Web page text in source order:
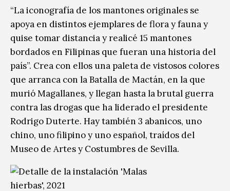
“La iconografía de los mantones originales se
apoya en distintos ejemplares de flora y fauna y
quise tomar distancia y realicé 15 mantones
bordados en Filipinas que fueran una historia del
país”. Crea con ellos una paleta de vistosos colores
que arranca con la Batalla de Mactán, en la que
murió Magallanes, y llegan hasta la brutal guerra
contra las drogas que ha liderado el presidente
Rodrigo Duterte. Hay también 3 abanicos, uno
chino, uno filipino y uno español, traídos del
Museo de Artes y Costumbres de Sevilla.